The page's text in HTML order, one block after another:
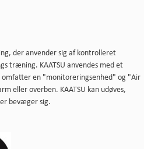
der anvender sig af kontrolleret
træning. KAATSU anvendes med et
en "monitoreringsenhed" og "Air
eller overben. KAATSU kan udøves,
bevæger sig.